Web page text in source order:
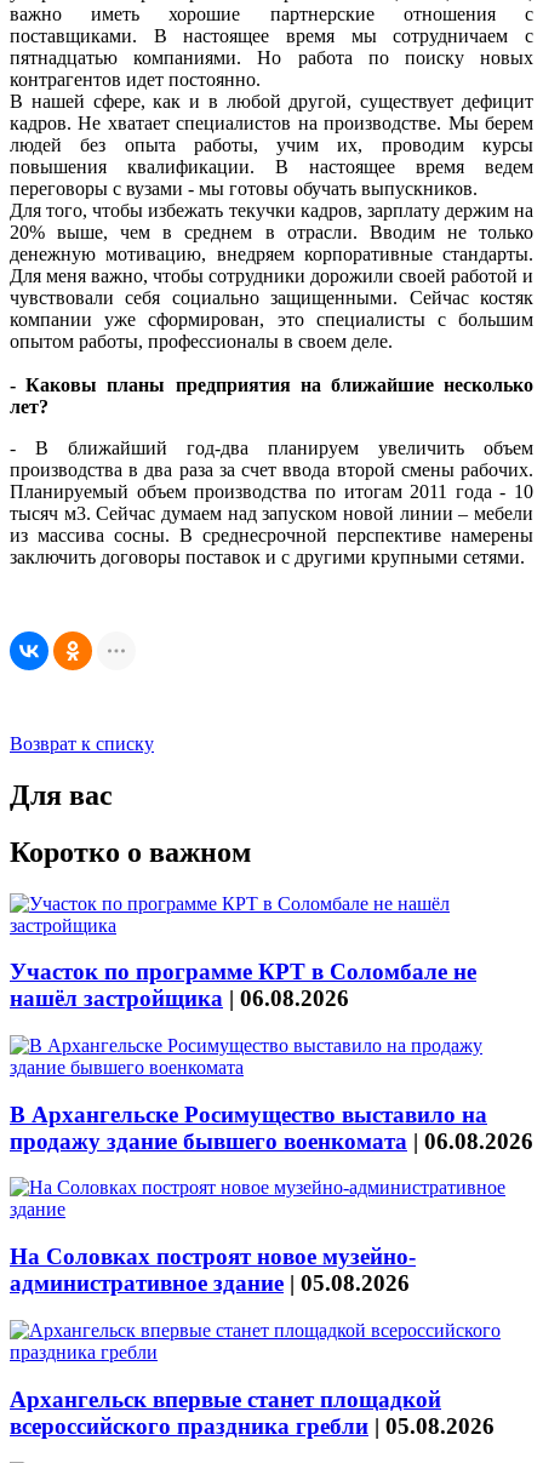
важно иметь хорошие партнерские отношения с
поставщиками. В настоящее время мы сотрудничаем с
пятнадцатью компаниями. Но работа по поиску новых
контрагентов идет постоянно.
В нашей сфере, как и в любой другой, существует дефицит
кадров. Не хватает специалистов на производстве. Мы берем
людей без опыта работы, учим их, проводим курсы
повышения квалификации. В настоящее время ведем
переговоры с вузами - мы готовы обучать выпускников.
Для того, чтобы избежать текучки кадров, зарплату держим на
20% выше, чем в среднем в отрасли. Вводим не только
денежную мотивацию, внедряем корпоративные стандарты.
Для меня важно, чтобы сотрудники дорожили своей работой и
чувствовали себя социально защищенными. Сейчас костяк
компании уже сформирован, это специалисты с большим
опытом работы, профессионалы в своем деле.
- Каковы планы предприятия на ближайшие несколько
лет?
- В ближайший год-два планируем увеличить объем
производства в два раза за счет ввода второй смены рабочих.
Планируемый объем производства по итогам 2011 года - 10
тысяч м3. Сейчас думаем над запуском новой линии – мебели
из массива сосны. В среднесрочной перспективе намерены
заключить договоры поставок и с другими крупными сетями.
Возврат к списку
Для вас
Коротко о важном
Участок по программе КРТ в Соломбале не
нашёл застройщика | 06.08.2026
В Архангельске Росимущество выставило на
продажу здание бывшего военкомата | 06.08.2026
На Соловках построят новое музейно-
административное здание | 05.08.2026
Архангельск впервые станет площадкой
всероссийского праздника гребли | 05.08.2026